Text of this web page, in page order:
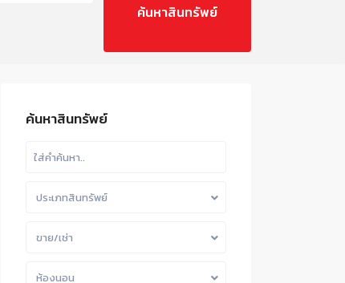
ค้นหาสินทรัพย์
ประเภทสินทรัพย์
ขาย/เช่า
ห้องนอน